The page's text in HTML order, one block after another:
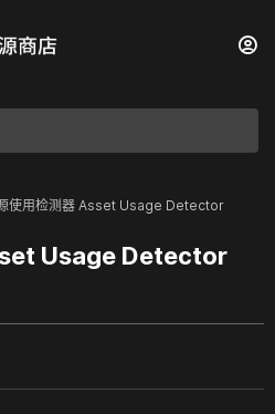
使用检测器 Asset Usage Detector
Usage Detector